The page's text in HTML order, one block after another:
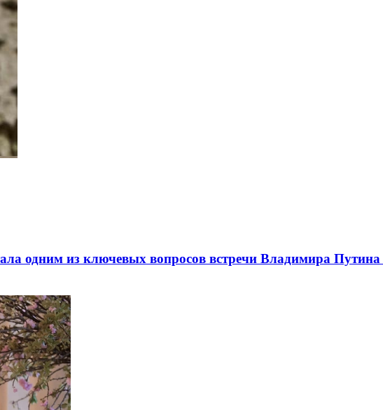
одним из ключевых вопросов встречи Владимира Путина